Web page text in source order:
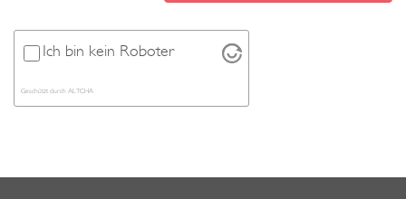
Ich bin kein Roboter
Geschützt durch ALTCHA